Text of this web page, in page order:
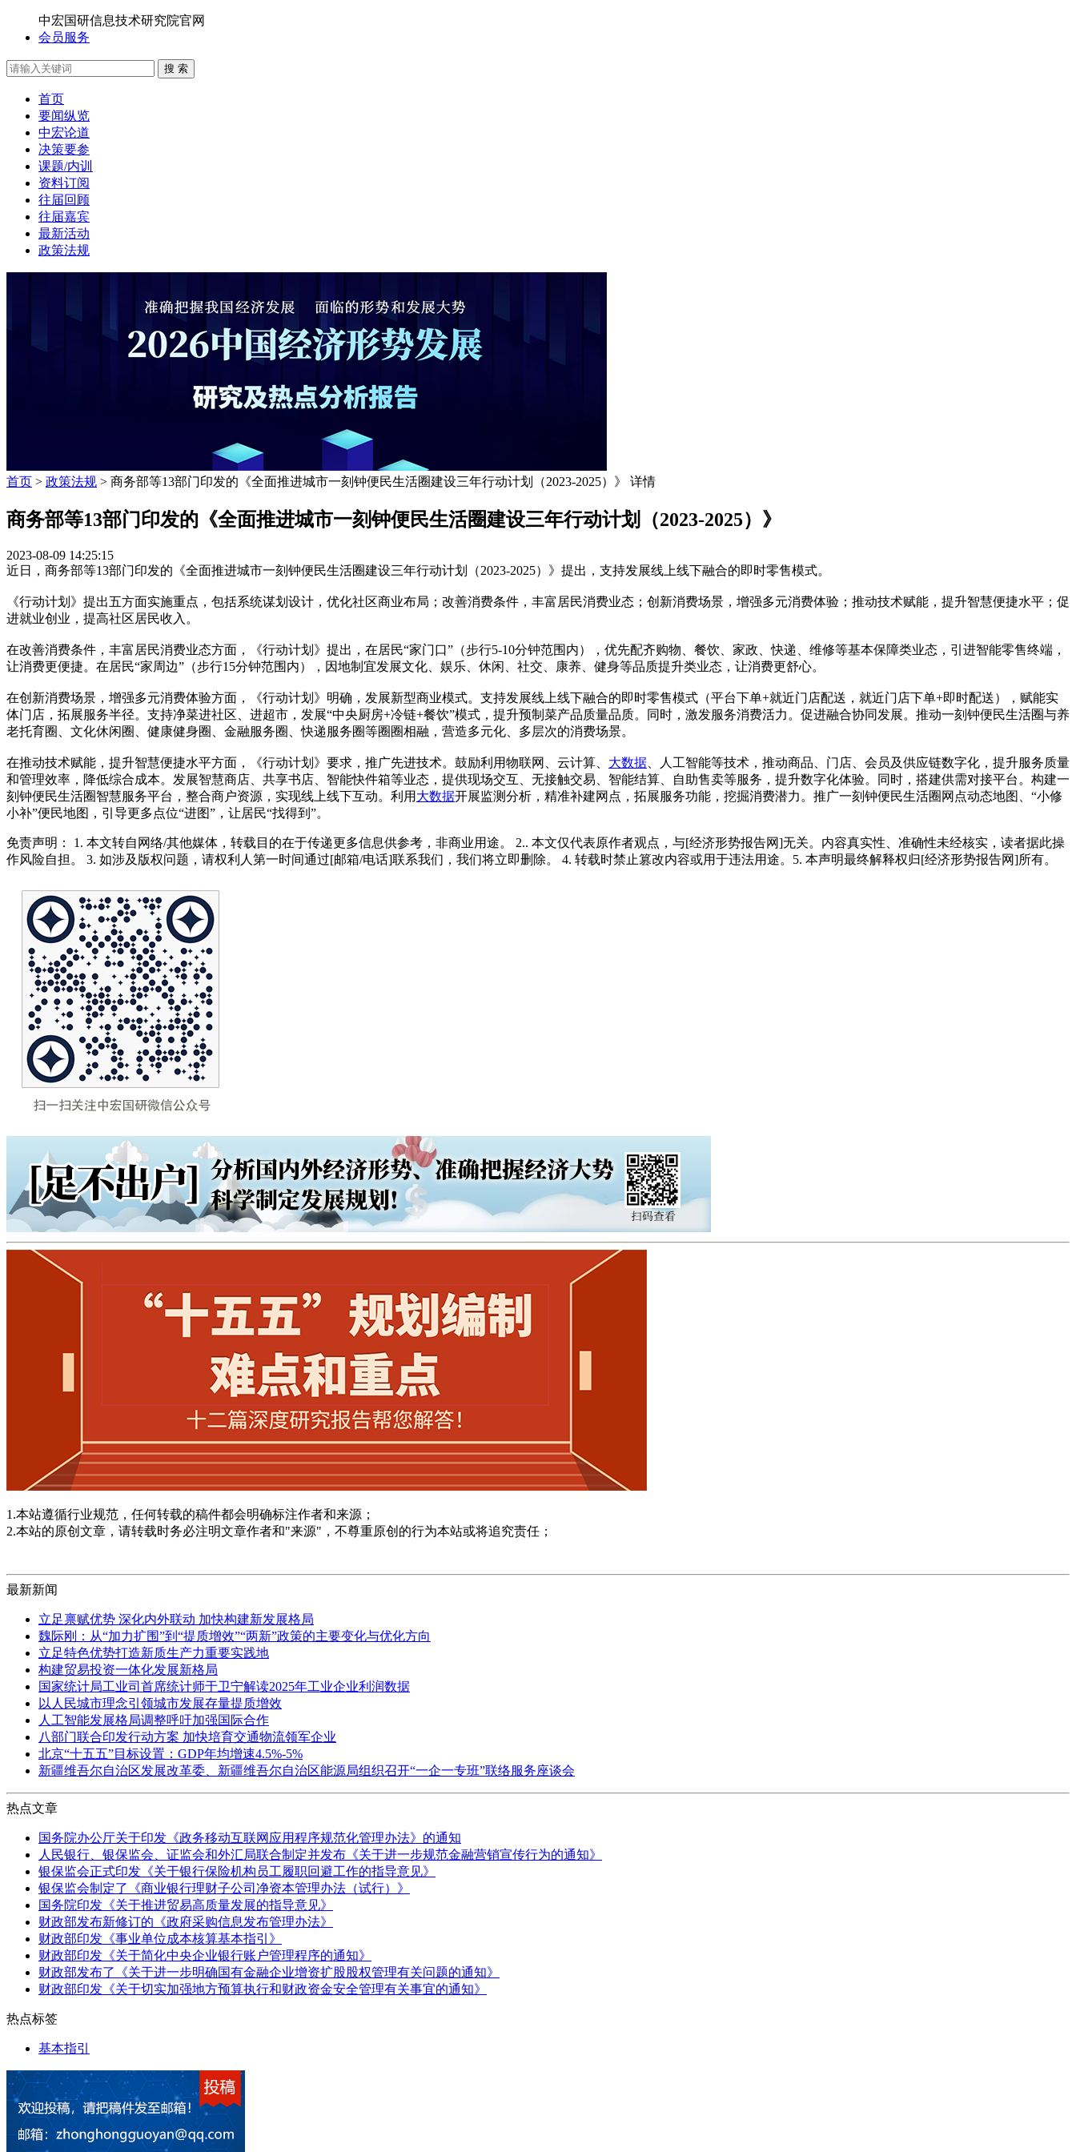
中宏国研信息技术研究院官网
会员服务
搜 索
首页
要闻纵览
中宏论道
决策要参
课题/内训
资料订阅
往届回顾
往届嘉宾
最新活动
政策法规
首页 > 政策法规 > 商务部等13部门印发的《全面推进城市一刻钟便民生活圈建设三年行动计划（2023-2025）》 详情
商务部等13部门印发的《全面推进城市一刻钟便民生活圈建设三年行动计划（2023-2025）》
2023-08-09 14:25:15
近日，商务部等13部门印发的《全面推进城市一刻钟便民生活圈建设三年行动计划（2023-2025）》提出，支持发展线上线下融合的即时零售模式。
《行动计划》提出五方面实施重点，包括系统谋划设计，优化社区商业布局；改善消费条件，丰富居民消费业态；创新消费场景，增强多元消费体验；推动技术赋能，提升智慧便捷水平；促
进就业创业，提高社区居民收入。
在改善消费条件，丰富居民消费业态方面，《行动计划》提出，在居民“家门口”（步行5-10分钟范围内），优先配齐购物、餐饮、家政、快递、维修等基本保障类业态，引进智能零售终端，
让消费更便捷。在居民“家周边”（步行15分钟范围内），因地制宜发展文化、娱乐、休闲、社交、康养、健身等品质提升类业态，让消费更舒心。
在创新消费场景，增强多元消费体验方面，《行动计划》明确，发展新型商业模式。支持发展线上线下融合的即时零售模式（平台下单+就近门店配送，就近门店下单+即时配送），赋能实
体门店，拓展服务半径。支持净菜进社区、进超市，发展“中央厨房+冷链+餐饮”模式，提升预制菜产品质量品质。同时，激发服务消费活力。促进融合协同发展。推动一刻钟便民生活圈与养
老托育圈、文化休闲圈、健康健身圈、金融服务圈、快递服务圈等圈圈相融，营造多元化、多层次的消费场景。
在推动技术赋能，提升智慧便捷水平方面，《行动计划》要求，推广先进技术。鼓励利用物联网、云计算、 大数据 、人工智能等技术，推动商品、门店、会员及供应链数字化，提升服务质量
和管理效率，降低综合成本。发展智慧商店、共享书店、智能快件箱等业态，提供现场交互、无接触交易、智能结算、自助售卖等服务，提升数字化体验。同时，搭建供需对接平台。构建一
刻钟便民生活圈智慧服务平台，整合商户资源，实现线上线下互动。利用 大数据开展监测分析，精准补建网点，拓展服务功能，挖掘消费潜力。推广一刻钟便民生活圈网点动态地图、“小修
小补”便民地图，引导更多点位“进图”，让居民“找得到”。
免责声明： 1. 本文转自网络/其他媒体，转载目的在于传递更多信息供参考，非商业用途。 2.. 本文仅代表原作者观点，与[经济形势报告网]无关。内容真实性、准确性未经核实，读者据此操
作风险自担。 3. 如涉及版权问题，请权利人第一时间通过[邮箱/电话]联系我们，我们将立即删除。 4. 转载时禁止篡改内容或用于违法用途。5. 本声明最终解释权归[经济形势报告网]所有。
1.本站遵循行业规范，任何转载的稿件都会明确标注作者和来源；
2.本站的原创文章，请转载时务必注明文章作者和"来源"，不尊重原创的行为本站或将追究责任；
最新新闻
立足禀赋优势 深化内外联动 加快构建新发展格局
魏际刚：从“加力扩围”到“提质增效”“两新”政策的主要变化与优化方向
立足特色优势打造新质生产力重要实践地
构建贸易投资一体化发展新格局
国家统计局工业司首席统计师于卫宁解读2025年工业企业利润数据
以人民城市理念引领城市发展存量提质增效
人工智能发展格局调整呼吁加强国际合作
八部门联合印发行动方案 加快培育交通物流领军企业
北京“十五五”目标设置：GDP年均增速4.5%-5%
新疆维吾尔自治区发展改革委、新疆维吾尔自治区能源局组织召开“一企一专班”联络服务座谈会
热点文章
国务院办公厅关于印发《政务移动互联网应用程序规范化管理办法》的通知
人民银行、银保监会、证监会和外汇局联合制定并发布《关于进一步规范金融营销宣传行为的通知》
银保监会正式印发《关于银行保险机构员工履职回避工作的指导意见》
银保监会制定了《商业银行理财子公司净资本管理办法（试行）》
国务院印发《关于推进贸易高质量发展的指导意见》
财政部发布新修订的《政府采购信息发布管理办法》
财政部印发《事业单位成本核算基本指引》
财政部印发《关于简化中央企业银行账户管理程序的通知》
财政部发布了《关于进一步明确国有金融企业增资扩股股权管理有关问题的通知》
财政部印发《关于切实加强地方预算执行和财政资金安全管理有关事宜的通知》
热点标签
基本指引